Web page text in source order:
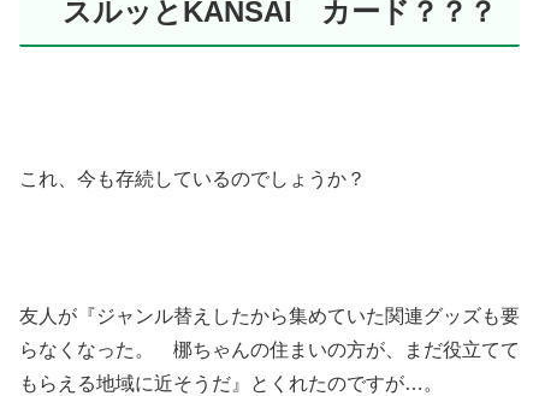
スルッとKANSAI カード？？？
これ、今も存続しているのでしょうか？
友人が『ジャンル替えしたから集めていた関連グッズも要
らなくなった。 梛ちゃんの住まいの方が、まだ役立てて
もらえる地域に近そうだ』とくれたのですが…。